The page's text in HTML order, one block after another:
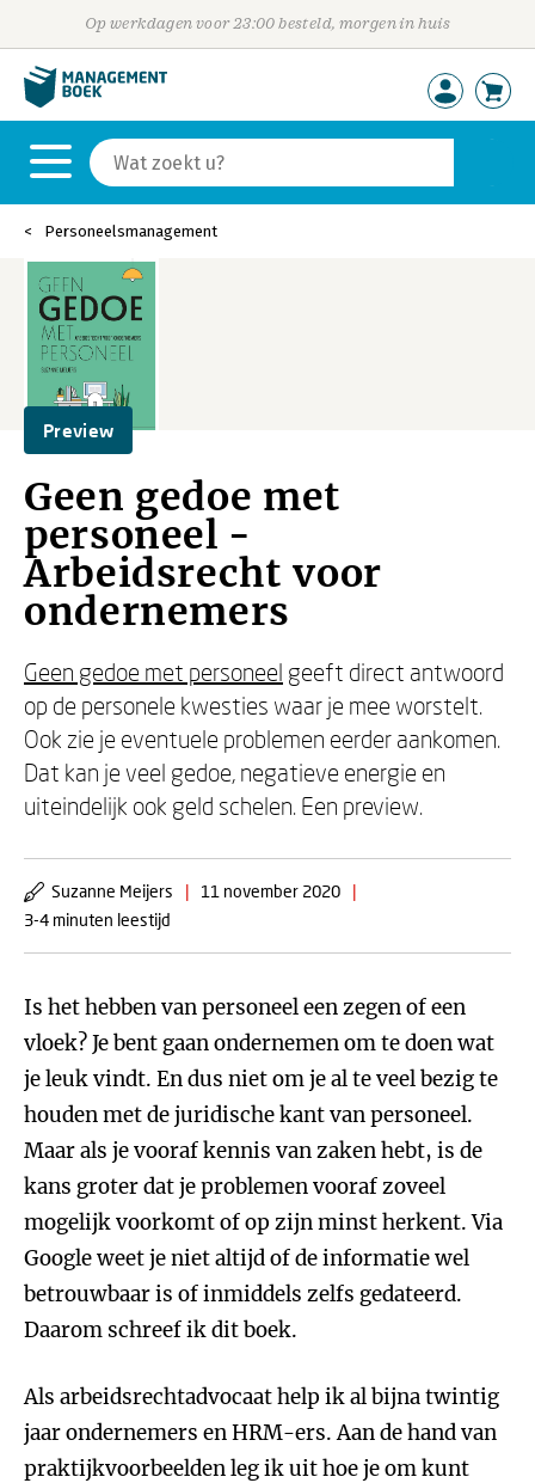
Op werkdagen voor 23:00 besteld, morgen in huis
Personeelsmanagement
Preview
Geen gedoe met
personeel -
Arbeidsrecht voor
ondernemers
Geen gedoe met personeel geeft direct antwoord
op de personele kwesties waar je mee worstelt.
Ook zie je eventuele problemen eerder aankomen.
Dat kan je veel gedoe, negatieve energie en
uiteindelijk ook geld schelen. Een preview.
Suzanne Meijers | 11 november 2020
|
3-4 minuten leestijd
Is het hebben van personeel een zegen of een
vloek? Je bent gaan ondernemen om te doen wat
je leuk vindt. En dus niet om je al te veel bezig te
houden met de juridische kant van personeel.
Maar als je vooraf kennis van zaken hebt, is de
kans groter dat je problemen vooraf zoveel
mogelijk voorkomt of op zijn minst herkent. Via
Google weet je niet altijd of de informatie wel
betrouwbaar is of inmiddels zelfs gedateerd.
Daarom schreef ik dit boek.
Als arbeidsrechtadvocaat help ik al bijna twintig
jaar ondernemers en HRM-ers. Aan de hand van
praktijkvoorbeelden leg ik uit hoe je om kunt